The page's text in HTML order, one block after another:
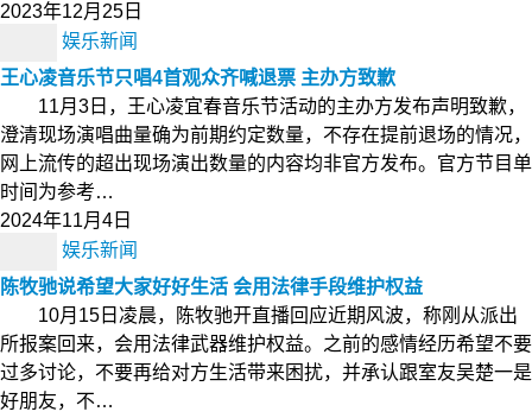
2023年12月25日
娱乐新闻
王心凌音乐节只唱4首观众齐喊退票 主办方致歉
11月3日，王心凌宜春音乐节活动的主办方发布声明致歉，
澄清现场演唱曲量确为前期约定数量，不存在提前退场的情况，
网上流传的超出现场演出数量的内容均非官方发布。官方节目单
时间为参考…
2024年11月4日
娱乐新闻
陈牧驰说希望大家好好生活 会用法律手段维护权益
10月15日凌晨，陈牧驰开直播回应近期风波，称刚从派出
所报案回来，会用法律武器维护权益。之前的感情经历希望不要
过多讨论，不要再给对方生活带来困扰，并承认跟室友吴楚一是
好朋友，不…